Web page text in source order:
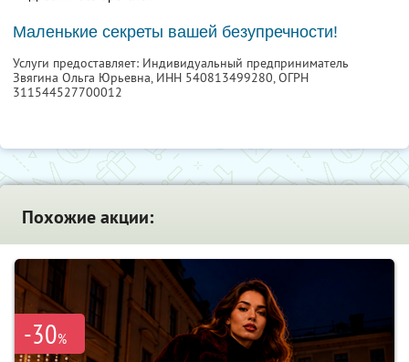
Маленькие секреты вашей безупречности!
Услуги предоставляет: Индивидуальный предприниматель
Звягина Ольга Юрьевна, ИНН 540813499280, ОГРН
311544527700012
Похожие акции:
-30%